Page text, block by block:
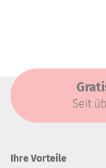
Seit
Ihre Vorteile